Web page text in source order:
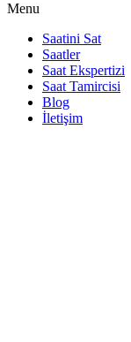
Menu
Saatini Sat
Saatler
Saat Ekspertizi
Saat Tamircisi
Blog
İletişim